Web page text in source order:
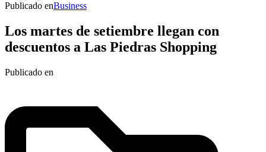
Publicado enBusiness
Los martes de setiembre llegan con
descuentos a Las Piedras Shopping
Publicado en